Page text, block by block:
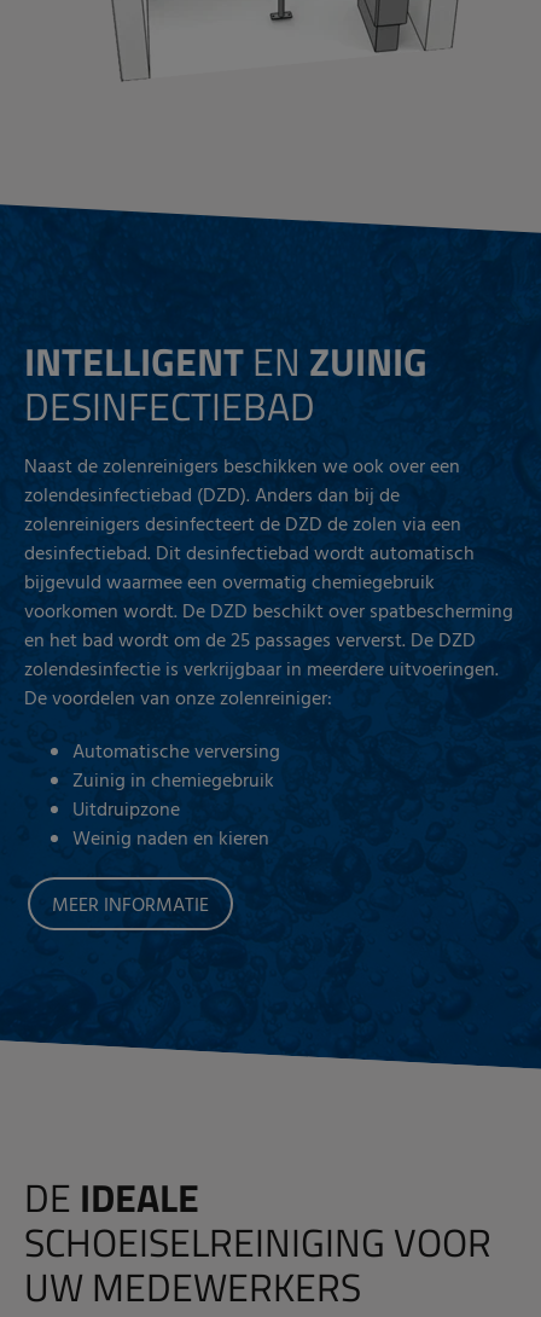
INTELLIGENTEN ZUINIG
DESINFECTIEBAD
Naast de zolenreinigers beschikken we ook over een
zolendesinfectiebad (DZD). Anders dan bij de
zolenreinigers desinfecteert de DZD de zolen via een
desinfectiebad. Dit desinfectiebad wordt automatisch
bijgevuld waarmee een overmatig chemiegebruik
voorkomen wordt. De DZD beschikt over spatbescherming
en het bad wordt om de 25 passages ververst. De DZD
zolendesinfectie is verkrijgbaar in meerdere uitvoeringen.
De voordelen van onze zolenreiniger:
Automatische verversing
Zuinig in chemiegebruik
Uitdruipzone
Weinig naden en kieren
MEER INFORMATIE
DE IDEALE
SCHOEISELREINIGING VOOR
UW MEDEWERKERS